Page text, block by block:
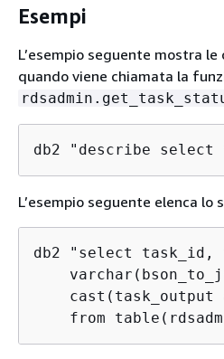
Esempi
L’esempio seguente mostra
quando viene chiamata la
db2 "describe
L’esempio seguente elenca
db2 "select task_id,
from